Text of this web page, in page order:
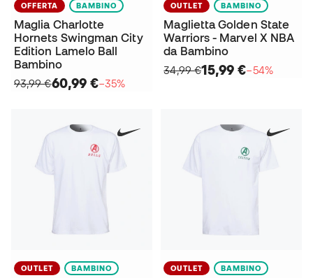
OFFERTA BAMBINO
Maglia Charlotte
Hornets Swingman City
Edition Lamelo Ball
Bambino
93,99 €60,99 €−35%
OUTLET BAMBINO
Maglietta Golden State
Warriors - Marvel X NBA
da Bambino
34,99 €15,99 €−54%
OUTLET BAMBINO OUTLET BAMBINO